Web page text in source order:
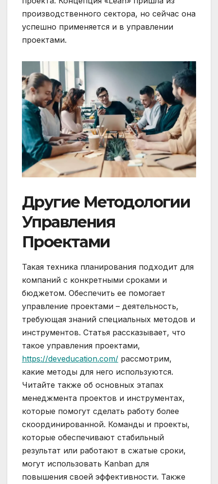
производственного сектора, но сейчас она
успешно применяется и в управлении
проектами.
Другие Методологии
Управления
Проектами
Такая техника планирования подходит для
компаний с конкретными сроками и
бюджетом. Обеспечить ее помогает
управление проектами – деятельность,
требующая знаний специальных методов и
инструментов. Статья рассказывает, что
такое управления проектами,
https://deveducation.com/ рассмотрим,
какие методы для него используются.
Читайте также об основных этапах
менеджмента проектов и инструментах,
которые помогут сделать работу более
скоординированной. Команды и проекты,
которые обеспечивают стабильный
результат или работают в сжатые сроки,
могут использовать Kanban для
повышения своей эффективности. Также